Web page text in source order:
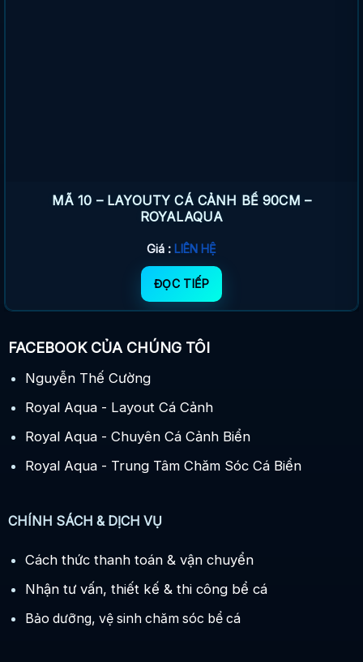
MÃ 10 – LAYOUTY CÁ CẢNH BỂ 90CM –
ROYALAQUA
Giá : LIÊN HỆ
ĐỌC TIẾP
FACEBOOK CỦA CHÚNG TÔI
Nguyễn Thế Cường
Royal Aqua - Layout Cá Cảnh
Royal Aqua - Chuyên Cá Cảnh Biển
Royal Aqua - Trung Tâm Chăm Sóc Cá Biển
CHÍNH SÁCH & DỊCH VỤ
Cách thức thanh toán & vận chuyển
Nhận tư vấn, thiết kế & thi công bể cá
Bảo dưỡng, vệ sinh chăm sóc bể cá